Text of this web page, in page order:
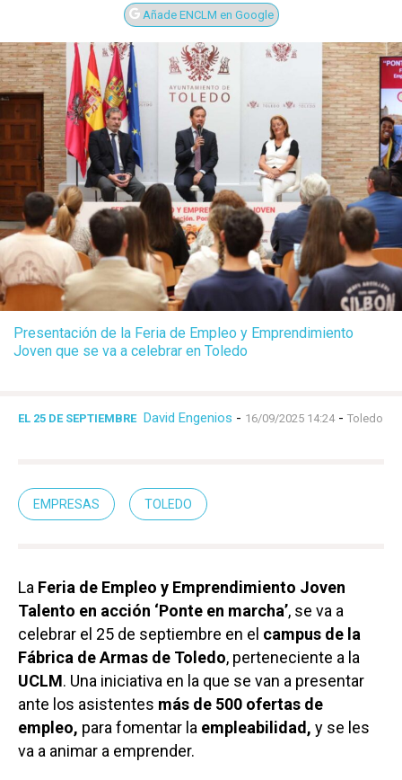
Añade ENCLM en Google
Presentación de la Feria de Empleo y Emprendimiento
Joven que se va a celebrar en Toledo
EL 25 DE SEPTIEMBRE David Engenios - 16/09/2025 14:24- Toledo
EMPRESAS TOLEDO
La Feria de Empleo y Emprendimiento Joven
Talento en acción ‘Ponte en marcha’, se va a
celebrar el 25 de septiembre en el campus de la
Fábrica de Armas de Toledo, perteneciente a la
UCLM. Una iniciativa en la que se van a presentar
ante los asistentes más de 500 ofertas de
empleo, para fomentar la empleabilidad, y se les
va a animar a emprender.